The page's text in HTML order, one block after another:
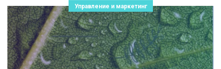
Управление и маркетинг